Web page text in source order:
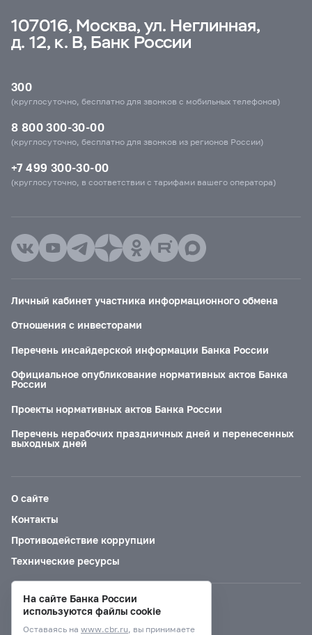
107016, Москва, ул. Неглинная,
д. 12, к. В, Банк России
300
(круглосуточно, бесплатно для звонков с мобильных телефонов)
8 800 300-30-00
(круглосуточно, бесплатно для звонков из регионов России)
+7 499 300-30-00
(круглосуточно, в соответствии с тарифами вашего оператора)
Личный кабинет участника информационного обмена
Отношения с инвесторами
Перечень инсайдерской информации Банка России
Официальное опубликование нормативных актов Банка
России
Проекты нормативных актов Банка России
Перечень нерабочих праздничных дней и перенесенных
выходных дней
О сайте
Контакты
Противодействие коррупции
Технические ресурсы
Версия для слабовидящих
На сайте Банка России
используются файлы cookie
Оставаясь на www.cbr.ru, вы принимаете